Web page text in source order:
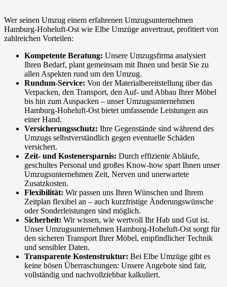
Wer seinen Umzug einem erfahrenen Umzugsunternehmen
Hamburg-Hoheluft-Ost wie Elbe Umzüge anvertraut, profitiert von
zahlreichen Vorteilen:
Kompetente Beratung: Unsere Umzugsfirma analysiert
Ihren Bedarf, plant gemeinsam mit Ihnen und berät Sie zu
allen Aspekten rund um den Umzug.
Rundum-Service: Von der Materialbereitstellung über das
Verpacken, den Transport, den Auf- und Abbau Ihrer Möbel
bis hin zum Auspacken – unser Umzugsunternehmen
Hamburg-Hoheluft-Ost bietet umfassende Leistungen aus
einer Hand.
Versicherungsschutz: Ihre Gegenstände sind während des
Umzugs selbstverständlich gegen eventuelle Schäden
versichert.
Zeit- und Kostenersparnis: Durch effiziente Abläufe,
geschultes Personal und großes Know-how spart Ihnen unser
Umzugsunternehmen Zeit, Nerven und unerwartete
Zusatzkosten.
Flexibilität: Wir passen uns Ihren Wünschen und Ihrem
Zeitplan flexibel an – auch kurzfristige Änderungswünsche
oder Sonderleistungen sind möglich.
Sicherheit: Wir wissen, wie wertvoll Ihr Hab und Gut ist.
Unser Umzugsunternehmen Hamburg-Hoheluft-Ost sorgt für
den sicheren Transport Ihrer Möbel, empfindlicher Technik
und sensibler Daten.
Transparente Kostenstruktur: Bei Elbe Umzüge gibt es
keine bösen Überraschungen: Unsere Angebote sind fair,
vollständig und nachvollziehbar kalkuliert.